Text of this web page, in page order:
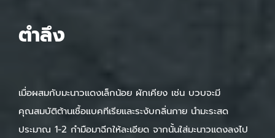
ตำลึง
เมื่อผสมกับมะนาวแดงเล็กน้อย ผักเคียง เช่น บวบจะมี
คุณสมบัติต้านเชื้อแบคทีเรียและระงับกลิ่นกาย นำมะระสด
ประมาณ 1-2 กำมือมาฉีกให้ละเอียด จากนั้นใส่มะนาวแดงลงไป